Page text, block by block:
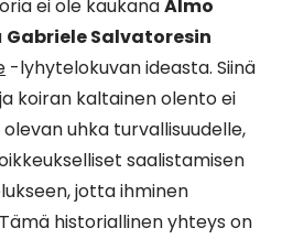
ei ole kaukanaAlmo
Gabriele Salvatoresin
-lyhytelokuvan ideasta. Siinä
koiran kaltainen olento ei
uhka turvallisuudelle,
saalistamisen
jotta ihminen
historiallinen yhteys on